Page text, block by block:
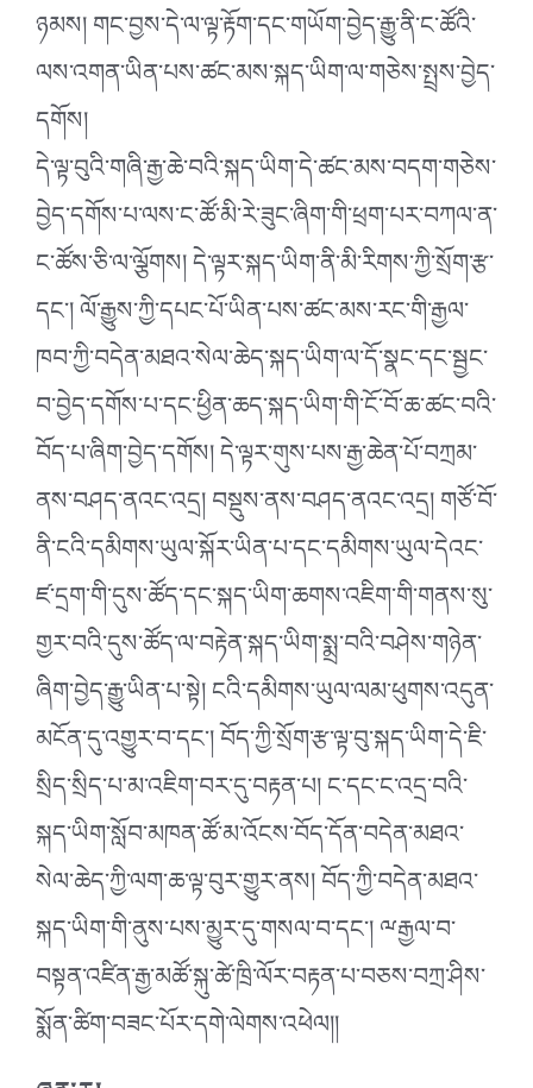
ཉམས། གང་བྱས་དེ་ལ་ལྟ་རྟོག་དང་གཡོག་བྱེད་རྒྱུ་ནི་ང་ཚོའི་
ལས་འགན་ཡིན་པས་ཚང་མས་སྐད་ཡིག་ལ་གཅེས་སྤྲས་བྱེད་
དགོས།
དེ་ལྟ་བུའི་གཞི་རྒྱ་ཆེ་བའི་སྐད་ཡིག་དེ་ཚང་མས་བདག་གཅེས་
བྱེད་དགོས་པ་ལས་ང་ཚོ་མི་རེ་ཟུང་ཞིག་གི་ཕྲག་པར་བཀལ་ན་
ང་ཚོས་ཅི་ལ་ལྕོགས། དེ་ལྟར་སྐད་ཡིག་ནི་མི་རིགས་ཀྱི་སྲོག་རྩ་
དང༌། ལོ་རྒྱུས་ཀྱི་དཔང་པོ་ཡིན་པས་ཚང་མས་རང་གི་རྒྱལ་
ཁབ་ཀྱི་བདེན་མཐའ་སེལ་ཆེད་སྐད་ཡིག་ལ་དོ་སྣང་དང་སྦྱང་
བ་བྱེད་དགོས་པ་དང་ཕྱིན་ཆད་སྐད་ཡིག་གི་ངོ་བོ་ཆ་ཚང་བའི་
བོད་པ་ཞིག་བྱེད་དགོས། དེ་ལྟར་གུས་པས་རྒྱ་ཆེན་པོ་བཀྲམ་
ནས་བཤད་ནའང་འདྲ། བསྡུས་ནས་བཤད་ནའང་འདྲ། གཙོ་བོ་
ནི་ངའི་དམིགས་ཡུལ་སྐོར་ཡིན་པ་དང་དམིགས་ཡུལ་དེའང་
ཛ་དྲག་གི་དུས་ཚོད་དང་སྐད་ཡིག་ཆགས་འཇིག་གི་གནས་སུ་
གྱར་བའི་དུས་ཚོད་ལ་བརྟེན་སྐད་ཡིག་སྨྲ་བའི་བཤེས་གཉེན་
ཞིག་བྱེད་རྒྱུ་ཡིན་པ་སྟེ། ངའི་དམིགས་ཡུལ་ལམ་ཕུགས་འདུན་
མངོན་དུ་འགྱུར་བ་དང༌། བོད་ཀྱི་སྲོག་རྩ་ལྟ་བུ་སྐད་ཡིག་དེ་ཇི་
སྲིད་སྲིད་པ་མ་འཇིག་བར་དུ་བརྟན་པ། ང་དང་ང་འདྲ་བའི་
སྐད་ཡིག་སློབ་མཁན་ཚོ་མ་འོངས་བོད་དོན་བདེན་མཐའ་
སེལ་ཆེད་ཀྱི་ལག་ཆ་ལྟ་བུར་གྱུར་ནས། བོད་ཀྱི་བདེན་མཐའ་
སྐད་ཡིག་གི་ནུས་པས་མྱུར་དུ་གསལ་བ་དང༌། ྋརྒྱལ་བ་
བསྟན་འཛིན་རྒྱ་མཚོ་སྐུ་ཚེ་ཁྲི་ལོར་བརྟན་པ་བཅས་བཀྲ་ཤིས་
སྨོན་ཚིག་བཟང་པོར་དགེ་ལེགས་འཕེལ།།